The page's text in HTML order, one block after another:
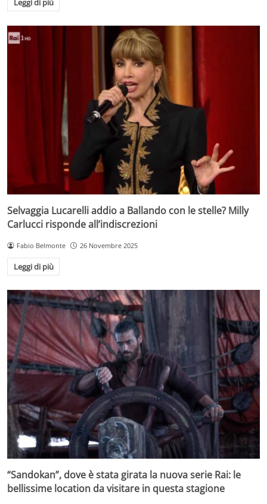
Leggi di più
Selvaggia Lucarelli addio a Ballando con le stelle? Milly
Carlucci risponde all’indiscrezioni
Fabio Belmonte 26 Novembre 2025
Leggi di più
“Sandokan”, dove è stata girata la nuova serie Rai: le
bellissime location da visitare in questa stagione